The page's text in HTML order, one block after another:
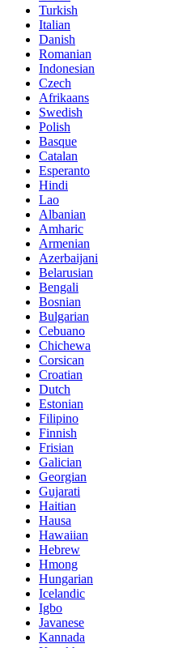
Turkish
Italian
Danish
Romanian
Indonesian
Czech
Afrikaans
Swedish
Polish
Basque
Catalan
Esperanto
Hindi
Lao
Albanian
Amharic
Armenian
Azerbaijani
Belarusian
Bengali
Bosnian
Bulgarian
Cebuano
Chichewa
Corsican
Croatian
Dutch
Estonian
Filipino
Finnish
Frisian
Galician
Georgian
Gujarati
Haitian
Hausa
Hawaiian
Hebrew
Hmong
Hungarian
Icelandic
Igbo
Javanese
Kannada